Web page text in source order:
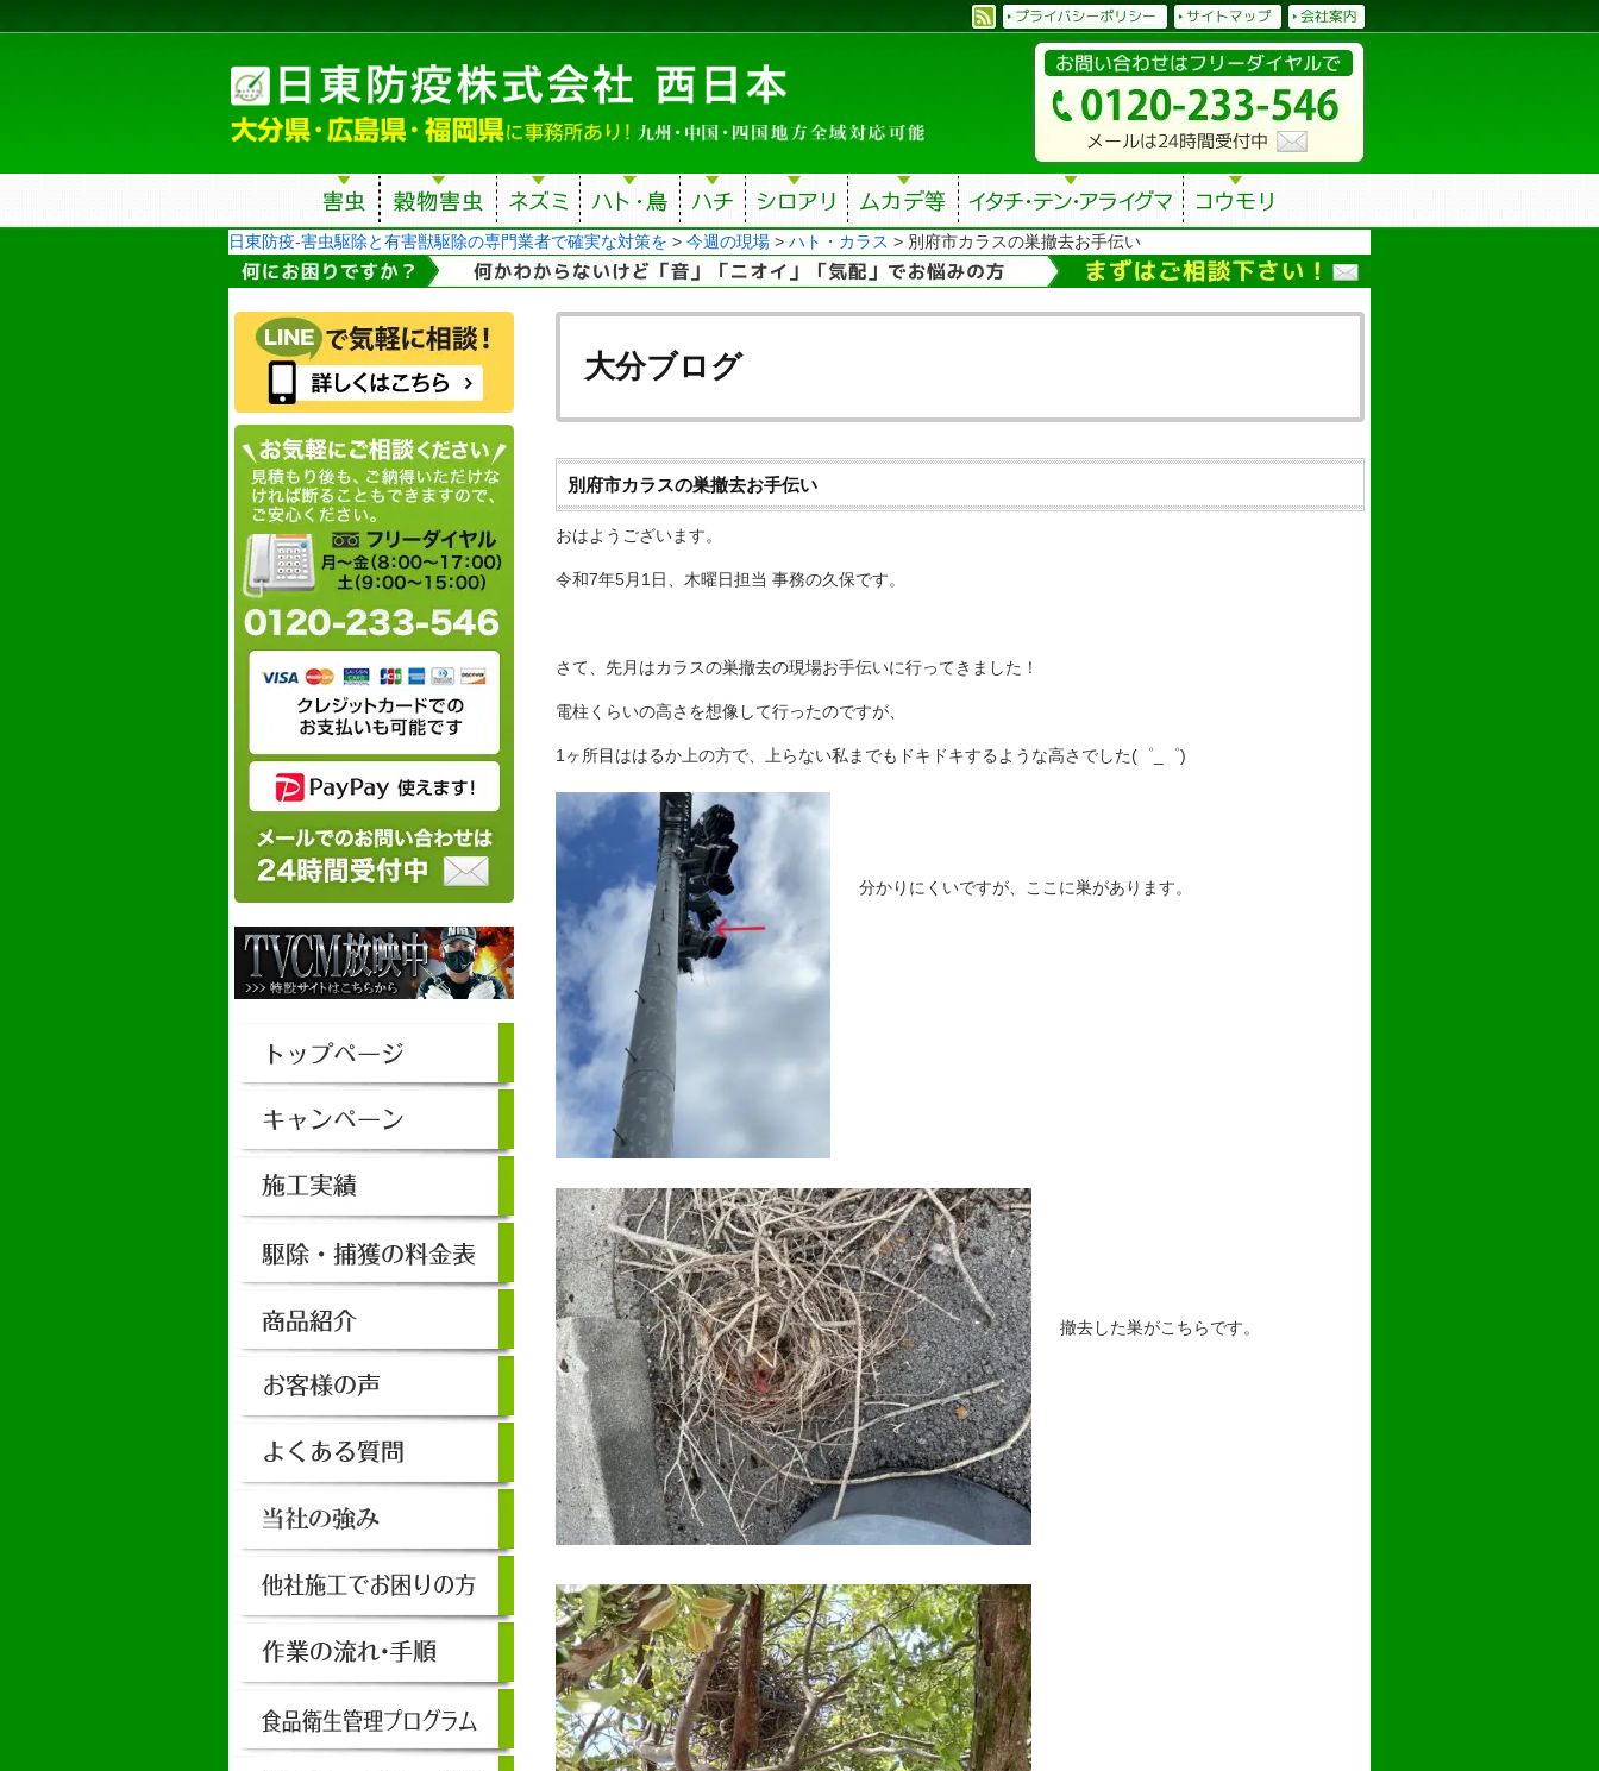
日東防疫-害虫駆除と有害獣駆除の専門業者で確実な対策を > 今週の現場 > ハト・カラス > 別府市カラスの巣撤去お手伝い
大分ブログ
別府市カラスの巣撤去お手伝い
おはようございます。
令和7年5月1日、木曜日担当 事務の久保です。
さて、先月はカラスの巣撤去の現場お手伝いに行ってきました！
電柱くらいの高さを想像して行ったのですが、
1ヶ所目ははるか上の方で、上らない私までもドキドキするような高さでした(゜_゜)
分かりにくいですが、ここに巣があります。
撤去した巣がこちらです。